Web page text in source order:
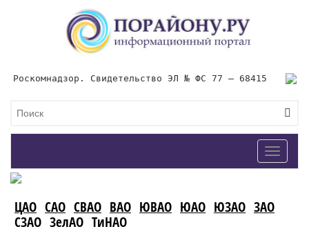
Роскомнадзор. Свидетельство ЭЛ № ФС 77 – 68415
Toggle
ЦАО САО СВАО ВАО ЮВАО ЮАО ЮЗАО ЗАО
СЗАО ЗелАО ТиНАО